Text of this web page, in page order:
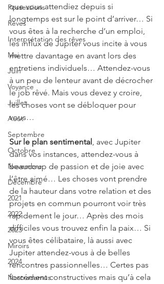
Possessions
Rêves
Interprétation des rêves
Mai
Juin
Voyance
Juillet
Août
Septembre
Octobre
Novembre
Décembre
2021
2022
2023
Miroirs
2024
Nostradamus
que vous attendiez depuis si
longtemps est sur le point d’arriver… Si
vous êtes à la recherche d’un emploi,
les influx de Jupiter vous incite à vous
mettre davantage en avant lors des
entretiens individuels… Attendez-vous
à un peu de lenteur avant de décrocher
le job rêvé. Mais vous devez y croire,
les choses vont se débloquer pour
vous…
Sur le plan sentimental , avec Jupiter
dans vos instances, attendez-vous à
beaucoup de passion et de joie avec
l’être aimé… Les choses vont prendre
de la hauteur dans votre relation et des
projets en commun pourront voir très
rapidement le jour… Après des mois
difficiles vous trouvez enfin la paix… Si
vous êtes célibataire, là aussi avec
Jupiter attendez-vous à de belles
rencontres passionnelles… Certes pas
forcément constructives mais qu’à cela